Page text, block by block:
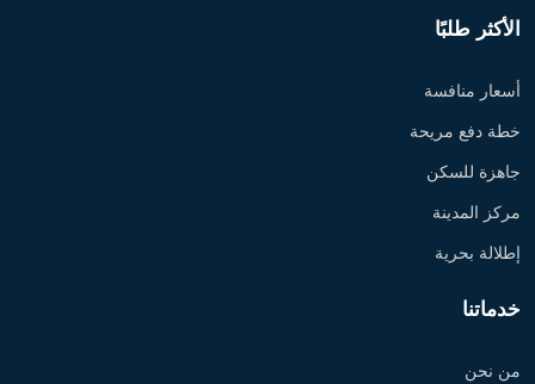
الأكثر طلبًا
أسعار منافسة
خطة دفع مريحة
جاهزة للسكن
مركز المدينة
إطلالة بحرية
خدماتنا
من نحن